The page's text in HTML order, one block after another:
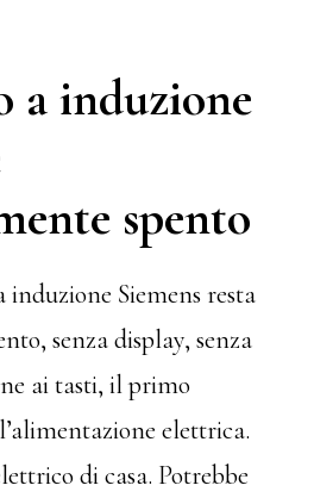
a induzione
spento
Siemens resta
senza display, senza
ai tasti, il primo
elettrica.
di casa. Potrebbe